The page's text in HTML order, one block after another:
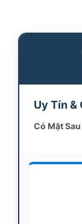
Uy Tín &
Có Mặt Sau